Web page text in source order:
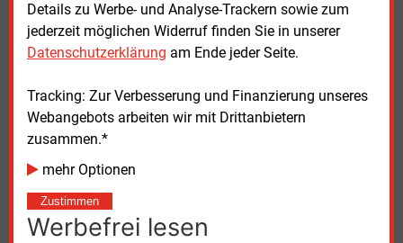
Details zu Werbe- und Analyse-Trackern sowie zum
jederzeit möglichen Widerruf finden Sie in unserer
Datenschutzerklärung am Ende jeder Seite.
Tracking: Zur Verbesserung und Finanzierung unseres
Webangebots arbeiten wir mit Drittanbietern
zusammen.*
mehr Optionen
Zustimmen
Werbefrei lesen
Ende 2025 wurde das Gesetz zur Umsetzung der EU-
Erneuerbaren-Richtlinie (RED 3) in den Bereichen
und damit die Regelungen des
Energiewirtschaftsrechts in Deutschland angepasst.
Mit der Gesetzesänderung sollen die
Genehmigungsverfahren auch im Bereich des
Stromnetzausbaus deutlich beschleunigt werden, um
die gesteckten Klimaziele möglichst schnell zu
erreichen.